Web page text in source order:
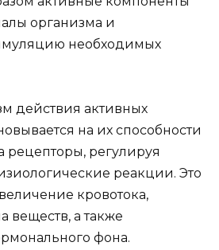
организма и
необходимых
действия активных
на их способности
рецепторы, регулируя
реакции. Это
кровотока,
веществ, а также
фона.